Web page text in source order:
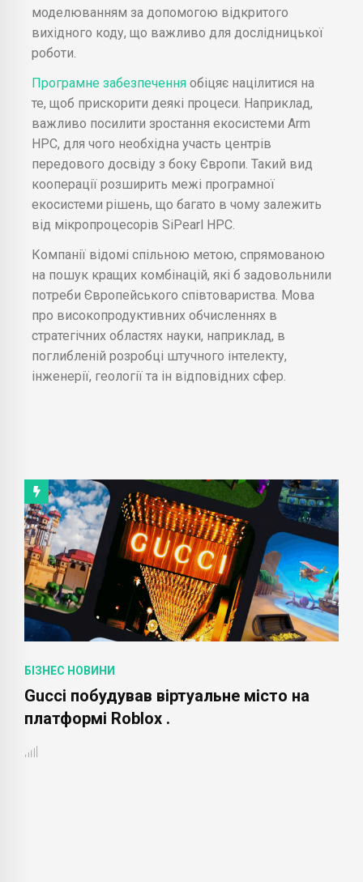
моделюванням за допомогою відкритого
вихідного коду, що важливо для дослідницької
роботи.
Програмне забезпечення обіцяє націлитися на
те, щоб прискорити деякі процеси. Наприклад,
важливо посилити зростання екосистеми Arm
HPC, для чого необхідна участь центрів
передового досвіду з боку Європи. Такий вид
кооперації розширить межі програмної
екосистеми рішень, що багато в чому залежить
від мікропроцесорів SiPearl HPC.
Компанії відомі спільною метою, спрямованою
на пошук кращих комбінацій, які б задовольнили
потреби Європейського співтовариства. Мова
про високопродуктивних обчисленнях в
стратегічних областях науки, наприклад, в
поглибленій розробці штучного інтелекту,
інженерії, геології та ін відповідних сфер.
БІЗНЕС НОВИНИ
Gucci побудував віртуальне місто на
платформі Roblox .